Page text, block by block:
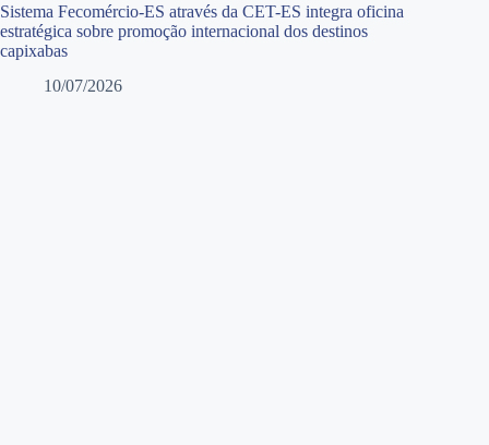
Sistema Fecomércio-ES através da CET-ES integra oficina
estratégica sobre promoção internacional dos destinos
capixabas
10/07/2026